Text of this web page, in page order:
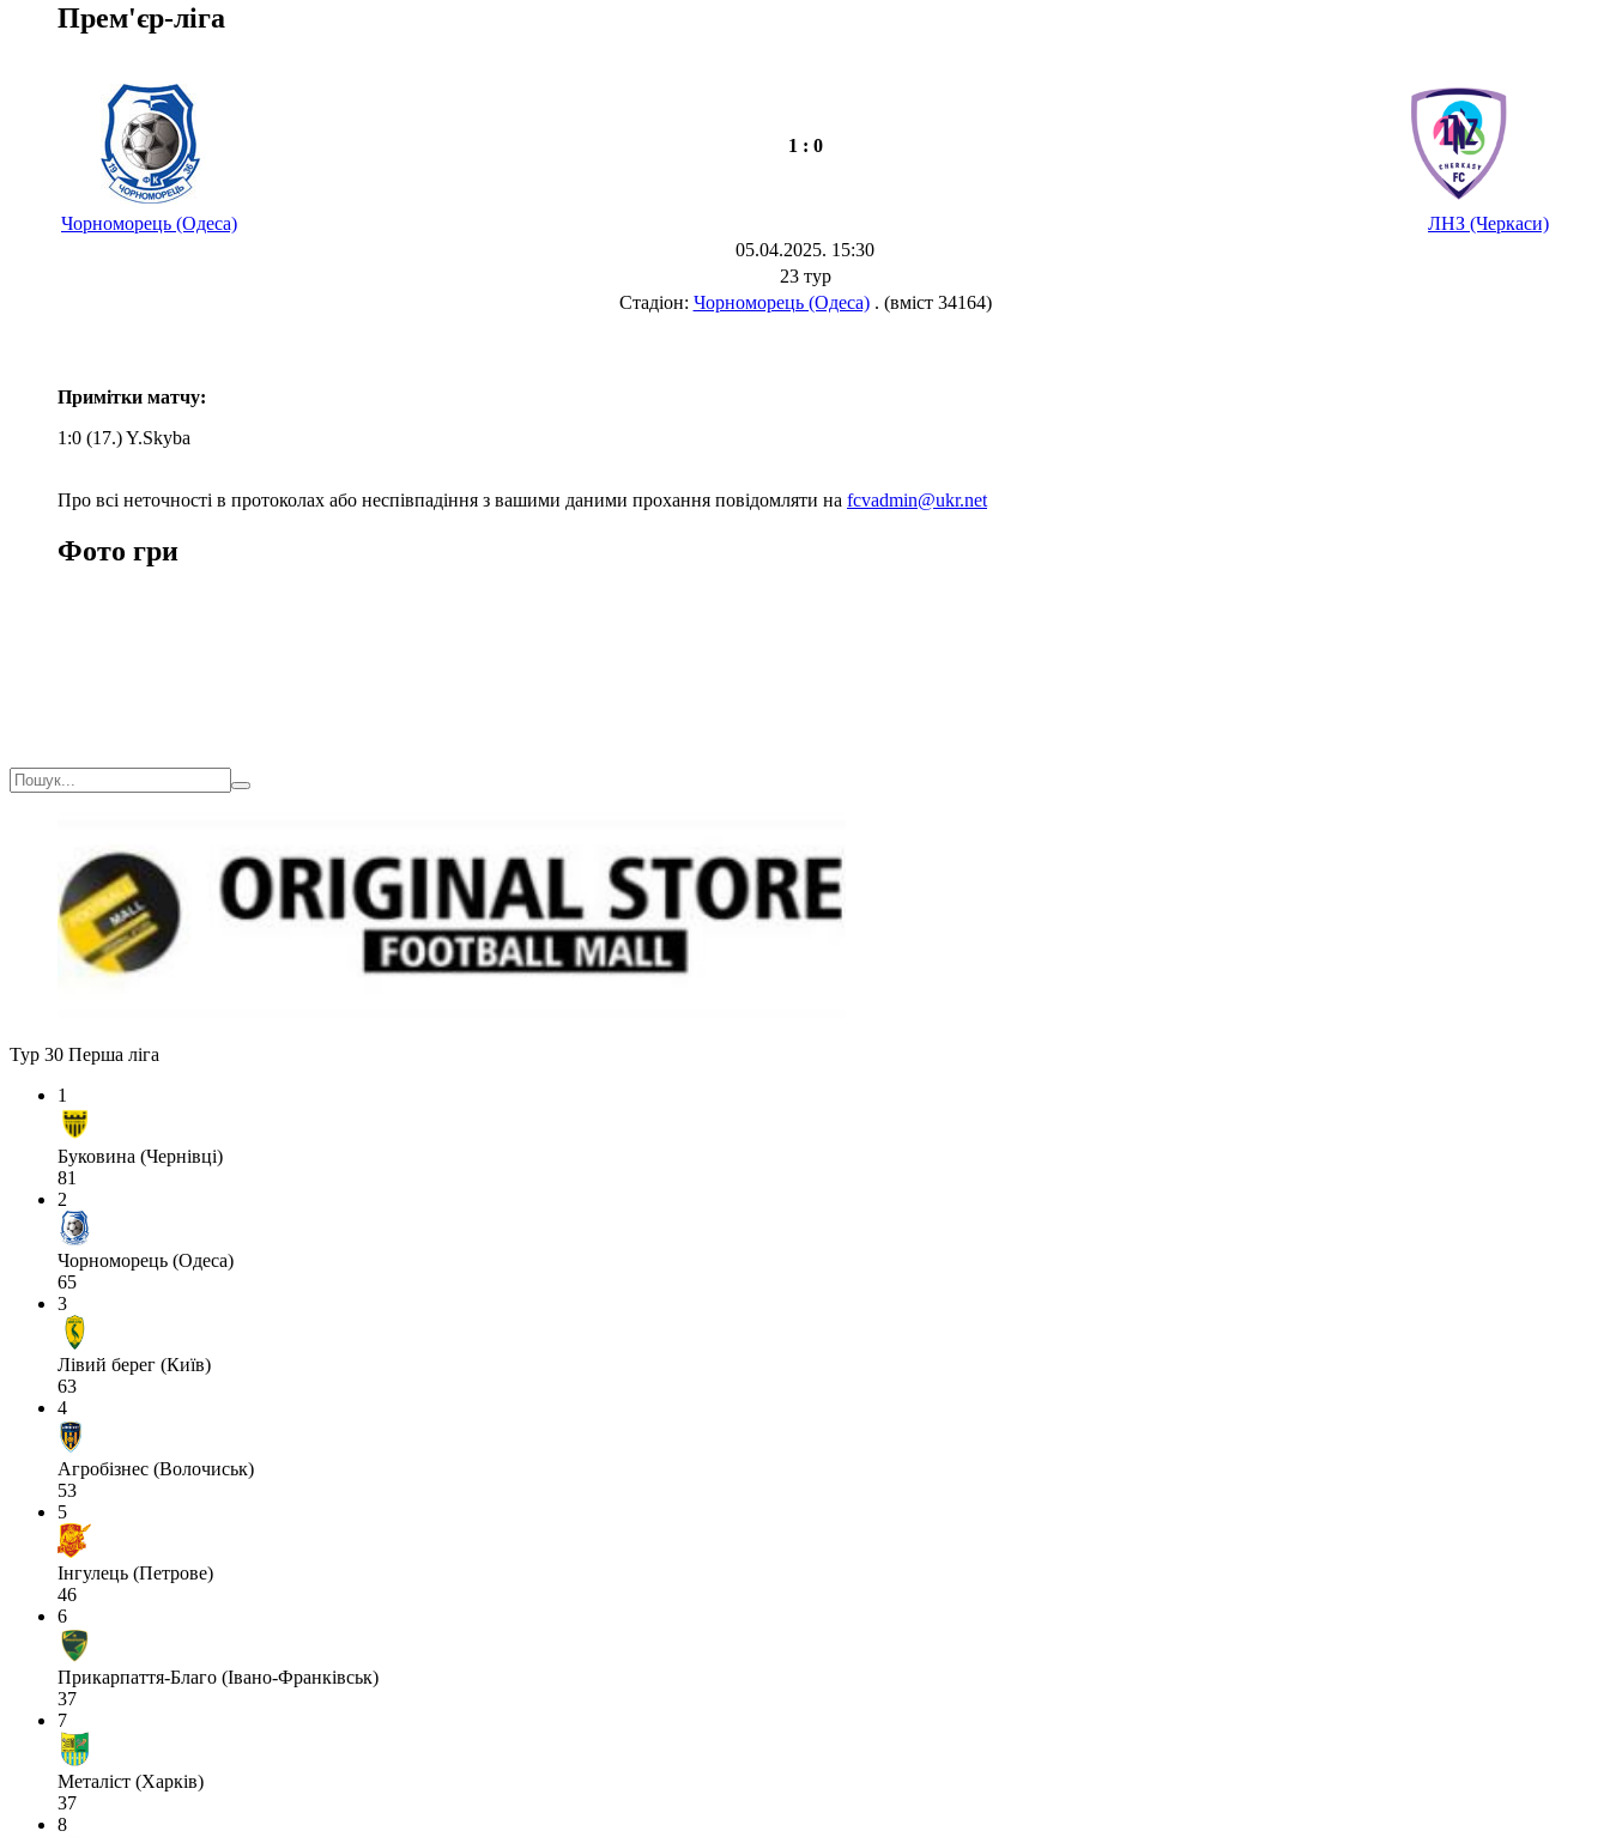
Прем'єр-ліга
1 : 0
Чорноморець (Одеса)
ЛНЗ (Черкаси)
05.04.2025. 15:30
23 тур
Стадіон: Чорноморець (Одеса). (вміст 34164)
Примітки матчу:
1:0 (17.) Y.Skyba
Про всі неточності в протоколах або неспівпадіння з вашими даними прохання повідомляти на fcvadmin@ukr.net
Фото гри
Тур 30 Перша ліга
1
Буковина (Чернівці)
81
2
Чорноморець (Одеса)
65
3
Лівий берег (Київ)
63
4
Агробізнес (Волочиськ)
53
5
Інгулець (Петрове)
46
6
Прикарпаття-Благо (Івано-Франківськ)
37
7
Металіст (Харків)
37
8